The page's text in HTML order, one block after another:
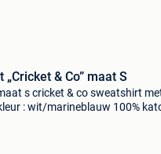
& Co” maat S
s cricket & co sweatshirt
: wit/marineblauw 100%